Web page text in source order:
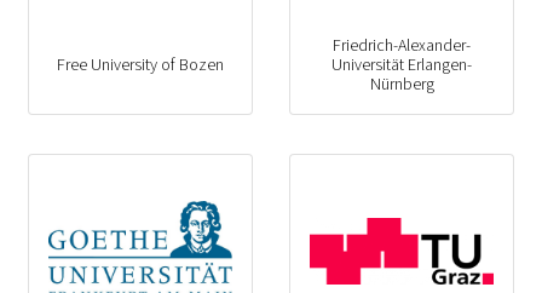
Free University of Bozen
Friedrich-Alexander-
Universität Erlangen-
Nürnberg